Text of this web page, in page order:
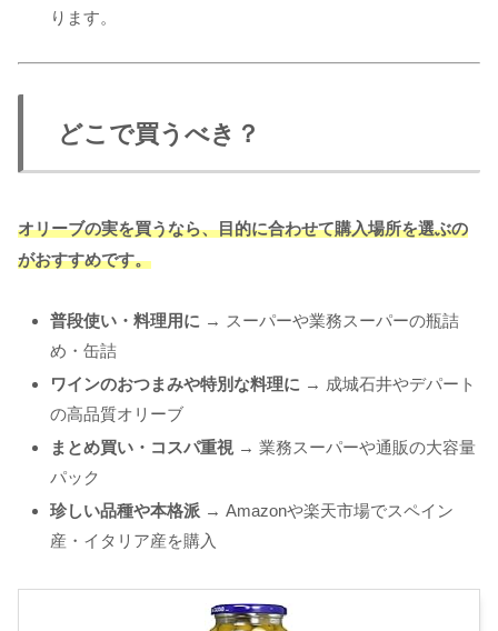
ります。
どこで買うべき？
オリーブの実を買うなら、目的に合わせて購入場所を選ぶの
がおすすめです。
普段使い・料理用に → スーパーや業務スーパーの瓶詰
め・缶詰
ワインのおつまみや特別な料理に → 成城石井やデパート
の高品質オリーブ
まとめ買い・コスパ重視 → 業務スーパーや通販の大容量
パック
珍しい品種や本格派 → Amazonや楽天市場でスペイン
産・イタリア産を購入